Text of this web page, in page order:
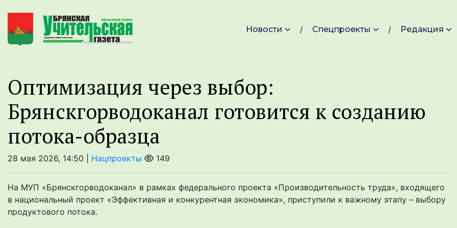
Новости Спецпроекты Редакция
Оптимизация через выбор:
Брянскгорводоканал готовится к созданию
потока-образца
28 мая 2026, 14:50 | Нацпроекты 149
На МУП «Брянскгорводоканал» в рамках федерального проекта «Производительность труда», входящего
в национальный проект «Эффективная и конкурентная экономика», приступили к важному этапу – выбору
продуктового потока.